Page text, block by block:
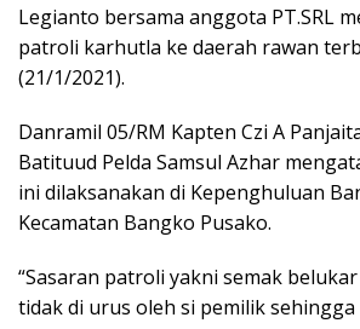
Legianto bersama anggota PT.SRL
patroli karhutla ke daerah rawan
(21/1/2021).
Danramil 05/RM Kapten Czi A
Batituud Pelda Samsul Azhar
ini dilaksanakan di Kepenghuluan
Kecamatan Bangko Pusako.
“Sasaran patroli yakni semak
tidak di urus oleh si pemilik sehingga